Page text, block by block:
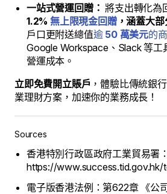
一站式營運回贈： 將支出轉化為
1.2% 無上限現金回贈，涵蓋大部
戶口更附送總值逾 50 萬美元的
Google Workspace、Slack 等工
營運成本。
立即免費開立賬戶 ，體驗比傳統銀
業理財方案，加速你的業務成長！
Sources
香港特別行政區政府工業貿易署
https://www.success.tid.gov.hk/
電子版香港法例：第622章 《公